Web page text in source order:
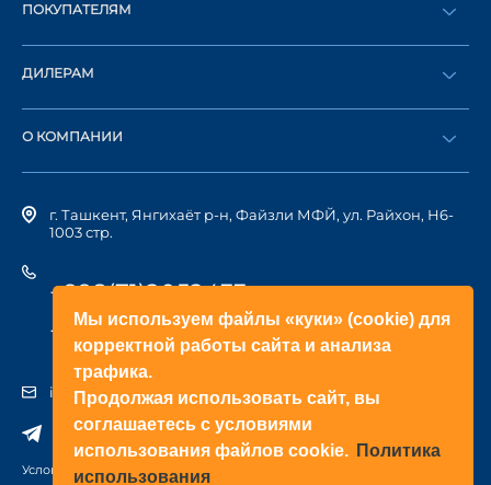
Мы используем файлы «куки» (cookie) для
корректной работы сайта и анализа
трафика.
Продолжая использовать сайт, вы
соглашаетесь с условиями
использования файлов cookie. Политика
использования
ПОКУПАТЕЛЯМ
Оформить заказ
Каталог
ДИЛЕРАМ
Стать дилером
О КОМПАНИИ
История компании
г. Ташкент, Янгихаёт р-н, Файзли МФЙ, ул. Райхон, Н6-
1003 стр.
+998(71)2052433
+998(71)2052422
info@doorhan.uz
Условия использования сайта